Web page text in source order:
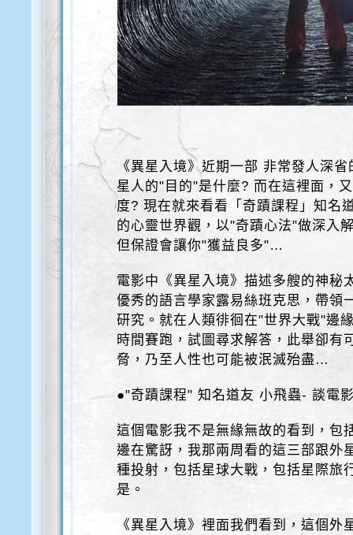
《異星入境》近期一部 非常發人深
星人的"目的"是什麼? 而在這裡面，
度? 現在就來看看「奇蹟課程」知名
的心靈世界觀，以"奇蹟心法"做深入
但保證會讓你"獲益良多"…
電影中《異星入境》描述多艘的神秘
優秀的語言學家露易絲班克思，帶領
研究。就在人類徘徊在"世界大戰"邊
時間賽跑，試圖尋求解答，此舉卻有
脅，乃至人性也可能被泯滅殆盡…
●"奇蹟課程" 知名道友 小飛蟲- 談電
這個電影我不是無緣無故的看到，包
邊在驚訝，我那兩周看的這三部跟外
種投射，包括星球大戰，包括星際旅
是。
《異星入境》裡面我們看到，這個